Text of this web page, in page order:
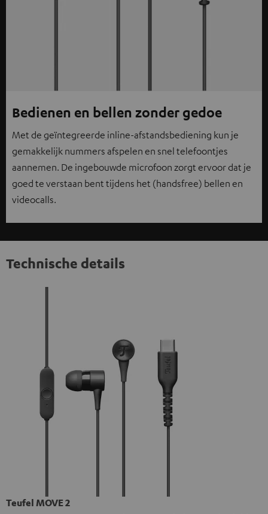
Bedienen en bellen zonder gedoe
Met de geïntegreerde inline-afstandsbediening kun je
gemakkelijk nummers afspelen en snel telefoontjes
aannemen. De ingebouwde microfoon zorgt ervoor dat je
goed te verstaan bent tijdens het (handsfree) bellen en
videocalls.
Technische details
Teufel MOVE 2